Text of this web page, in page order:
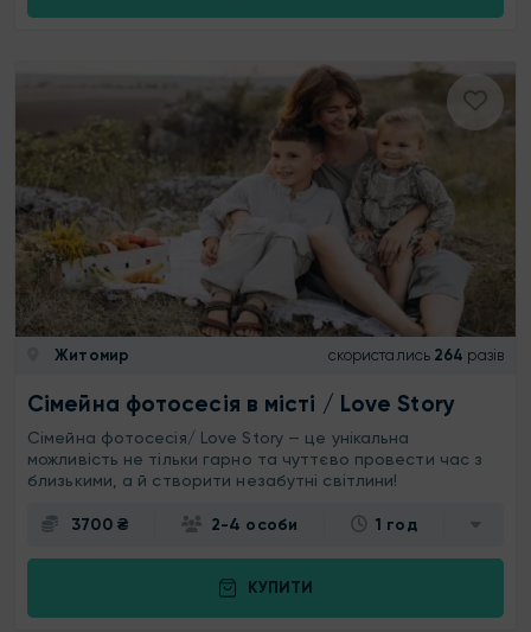
Житомир скористались 264 разів
Сімейна фотосесія в місті / Love Story
Сімейна фотосесія/ Love Story — це унікальна
можливість не тільки гарно та чуттєво провести час з
близькими, а й створити незабутні світлини!
3700 ₴ 2-4 особи 1 год
КУПИТИ